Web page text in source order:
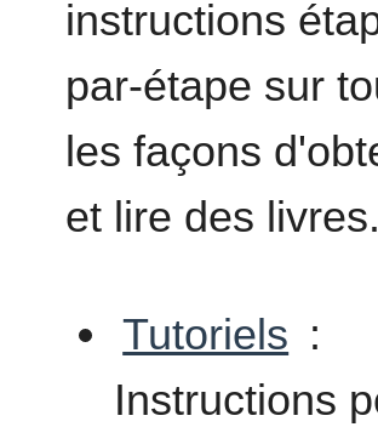
instructions
par-étape sur
les façons
et lire des livres.
Tutoriels :
Instructions